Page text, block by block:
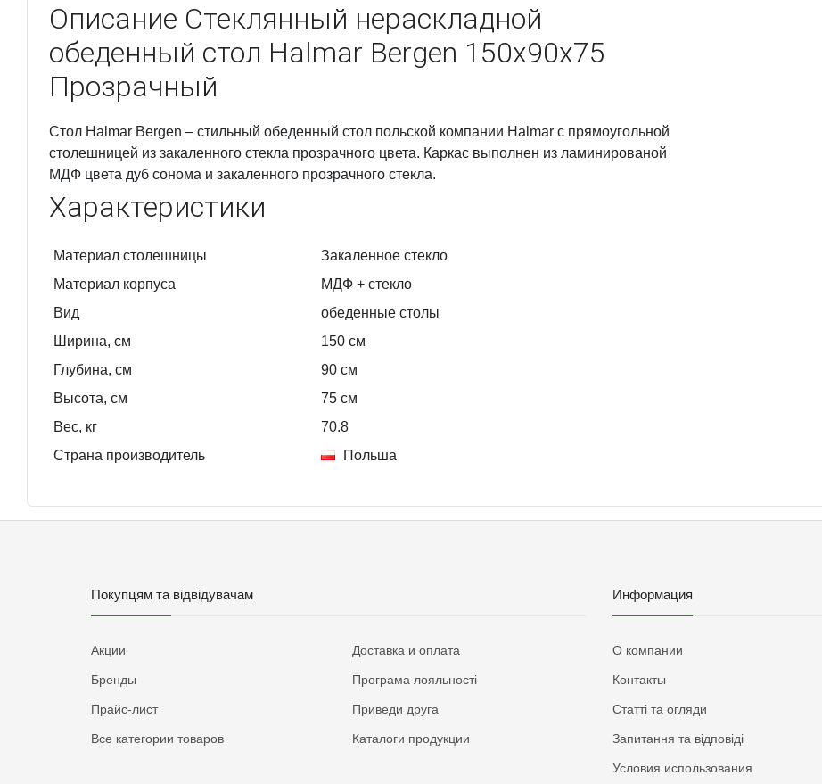
Описание Стеклянный нераскладной
обеденный стол Halmar Bergen 150x90x75
Прозрачный
Стол Halmar Bergen – стильный обеденный стол польской компании Halmar с прямоугольной
столешницей из закаленного стекла прозрачного цвета. Каркас выполнен из ламинированой
МДФ цвета дуб сонома и закаленного прозрачного стекла.
Характеристики
Материал столешницы
Закаленное стекло
Материал корпуса
МДФ + стекло
Вид
обеденные столы
Ширина, см
150 см
Глубина, см
90 см
Высота, см
75 см
Вес, кг
70.8
Страна производитель
Польша
Покупцям та відвідувачам
Акции
Бренды
Прайс-лист
Все категории товаров
Доставка и оплата
Програма лояльності
Приведи друга
Каталоги продукции
Информация
О компании
Контакты
Статті та огляди
Запитання та відповіді
Условия использования